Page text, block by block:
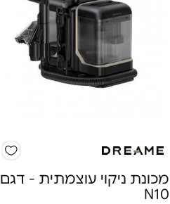
מכונת ניקוי עוצמתית - דגם
N10